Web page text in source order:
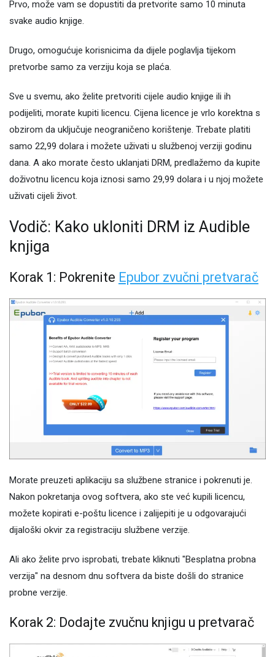
Prvo, može vam se dopustiti da pretvorite samo 10 minuta
svake audio knjige.
Drugo, omogućuje korisnicima da dijele poglavlja tijekom
pretvorbe samo za verziju koja se plaća.
Sve u svemu, ako želite pretvoriti cijele audio knjige ili ih
podijeliti, morate kupiti licencu. Cijena licence je vrlo korektna s
obzirom da uključuje neograničeno korištenje. Trebate platiti
samo 22,99 dolara i možete uživati ​​u službenoj verziji godinu
dana. A ako morate često uklanjati DRM, predlažemo da kupite
doživotnu licencu koja iznosi samo 29,99 dolara i u njoj možete
uživati ​​cijeli život.
Vodič: Kako ukloniti DRM iz Audible
knjiga
Korak 1: Pokrenite Epubor zvučni pretvarač
Morate preuzeti aplikaciju sa službene stranice i pokrenuti je.
Nakon pokretanja ovog softvera, ako ste već kupili licencu,
možete kopirati e-poštu licence i zalijepiti je u odgovarajući
dijaloški okvir za registraciju službene verzije.
Ali ako želite prvo isprobati, trebate kliknuti "Besplatna probna
verzija" na desnom dnu softvera da biste došli do stranice
probne verzije.
Korak 2: Dodajte zvučnu knjigu u pretvarač